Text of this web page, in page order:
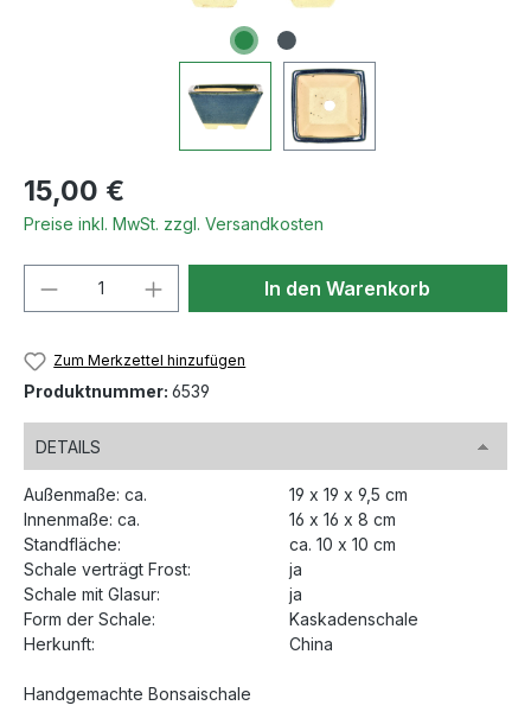
Regulärer Preis:
15,00 €
Preise inkl. MwSt. zzgl. Versandkosten
Produkt Anzahl: Gib denIn den Warenkorb
Zum Merkzettel hinzufügen
Produktnummer: 6539
DETAILS
Außenmaße: ca.
19 x 19 x 9,5 cm
Innenmaße: ca.
16 x 16 x 8 cm
Standfläche:
ca. 10 x 10 cm
Schale verträgt Frost:
ja
Schale mit Glasur:
ja
Form der Schale:
Kaskadenschale
Herkunft:
China
Handgemachte Bonsaischale